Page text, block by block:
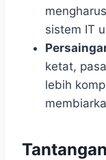
sistem IT
ketat,
lebih